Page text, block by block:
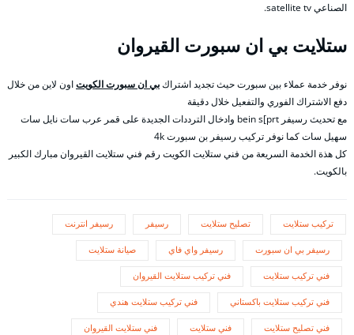
الصناعي satellite tv.
ستلايت بي ان سبورت القيروان
نوفر خدمة عملاء بين سبورت حيث تجديد اشتراكبي ان سبورت الكويتاون لاين من خلال
دفع الاشتراك الفوري والتفعيل خلال دقيقة
مع تحديث رسيفر bein s[prt وادخال الترددات الجديدة على قمر عرب سات نايل سات
سهيل سات كما نوفر تركيب رسيفر بن سبورت 4k
كل هذة الخدمة السريعة من فني ستلايت الكويت رقم فني ستلايت القيروان مبارك الكبير
بالكويت.
تركيب ستلايت تصليح ستلايت رسيفر رسيفر انترنت
رسيفر بي ان سبورت رسيفر واي فاي صيانة ستلايت
فني تركيب ستلايت فني تركيب ستلايت القيروان
فني تركيب ستلايت باكستاني فني تركيب ستلايت هندي
فني تصليح ستلايت فني ستلايت فني ستلايت القيروان